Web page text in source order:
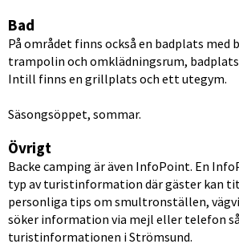
Bad
På området finns också en badplats med
trampolin och omklädningsrum,
Intill finns en grillplats och ett utegym.
Säsongsöppet, sommar.
Övrigt
Backe camping är även InfoPoint. En
typ av turistinformation där gäster kan
personliga tips om smultronställen,
söker information via mejl eller telefon
turistinformationen i Strömsund.